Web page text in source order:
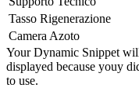
Tasso Rigenerazione
Camera Azoto
Your Dynamic Snippet
displayed because youy
to use.